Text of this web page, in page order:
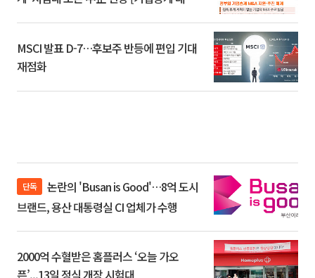
MSCI 발표 D-7…후보주 반등에 편입 기대
재점화
단독
브랜드, 용산 대통령실 CI 업체가 수행
2000억 수혈받은 홈플러스 ‘오늘 가오
픈’...13일 정식 개장 시험대